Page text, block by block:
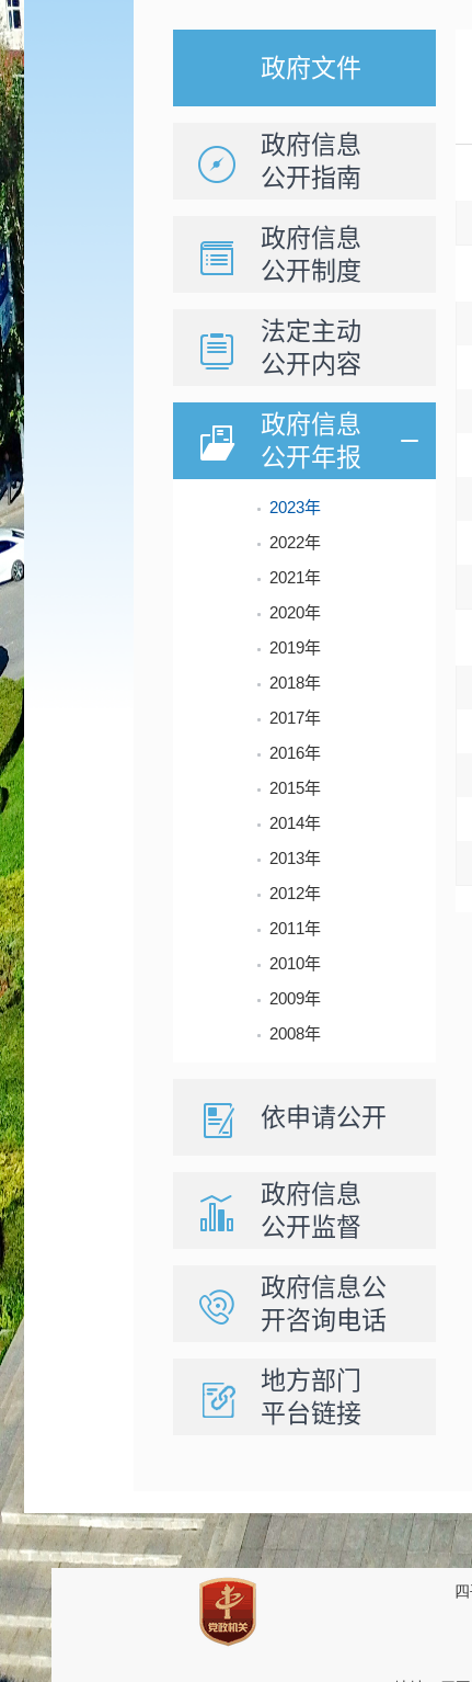
政府文件
政府信息
公开指南
政府信息
公开制度
法定主动
公开内容
政府信息
公开年报
2023年
2022年
2021年
2020年
2019年
2018年
2017年
2016年
2015年
2014年
2013年
2012年
2011年
2010年
2009年
2008年
依申请公开
政府信息
公开监督
政府信息公
开咨询电话
地方部门
平台链接